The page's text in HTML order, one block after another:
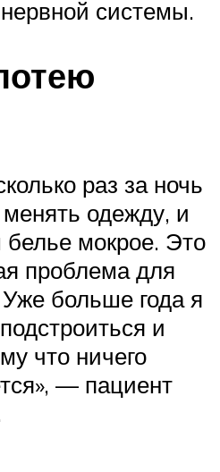
системы.
раз за ночь
одежду, и
белье мокрое. Это
проблема для
больше года я
и
что ничего
— пациент